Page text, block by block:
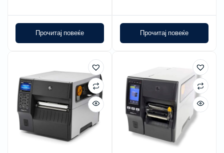
Прочитај повеќе Прочитај повеќе